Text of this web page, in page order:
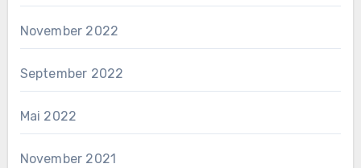
November 2022
September 2022
Mai 2022
November 2021